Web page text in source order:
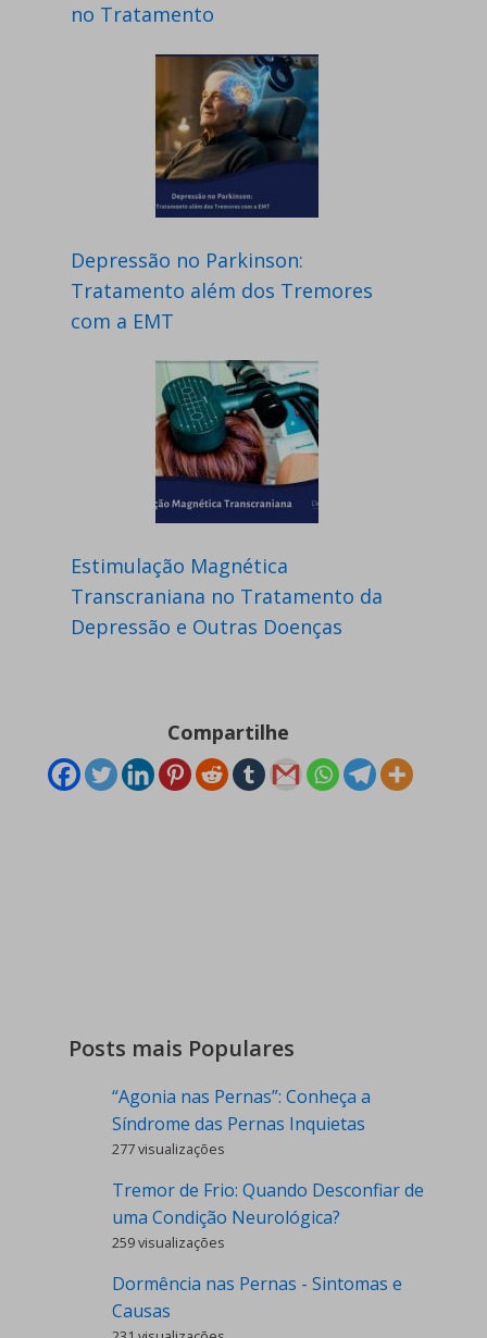
no Tratamento
Depressão no Parkinson:
Tratamento além dos Tremores
com a EMT
Estimulação Magnética
Transcraniana no Tratamento da
Depressão e Outras Doenças
Compartilhe
Posts mais Populares
“Agonia nas Pernas”: Conheça a
Síndrome das Pernas Inquietas
277 visualizações
Tremor de Frio: Quando Desconfiar de
uma Condição Neurológica?
259 visualizações
Dormência nas Pernas - Sintomas e
Causas